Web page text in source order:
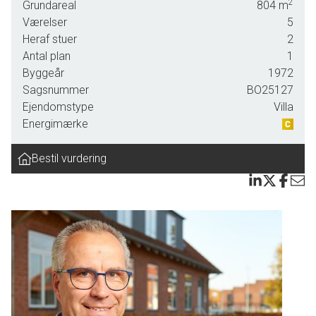
Indenfor mødes du af en lys og indbydende entre, der fører
dig videre til det pæne køkken med hvide elementer.
Køkkenet ligger i åben forbindelse med den store
spisestue. I forlængelse af spisestuen findes et område
ideelt til kontor eller legeområde for børnene. Den
forsænkede opholdsstue med den hyggelige
pillebrændeovn giver ekstra dimension til boligen og
inviterer til afslapning efter en lang dag.
Soveværelset er rummeligt og har direkte adgang til et
elegant forældrebadeværelse med brus. Derudover
badeværelse også udstyret med brus. Et stort bryggers
fuldender de praktiske faciliteter i hjemmet.
Fra både køkken, spisestue, opholdsstue og soveværelse
er der udgang til haven.
Udendørs venter en dejlig lukket have, som er anlagt med
Grundareal 804 m2
Værelser
5
Heraf stuer
2
Antal plan
1
Byggeår
1972
Sagsnummer
BO25127
Ejendomstype
Villa
Energimærke
Bestil vurdering